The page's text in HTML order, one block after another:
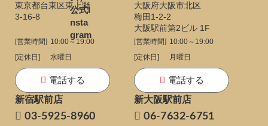
東京都台東区東上野
3-16-8
[営業時間] 10:00～19:00
[定休日]
水曜日
電話する
大阪府大阪市北区
梅田1-2-2
大阪駅前第2ビル 1F
[営業時間] 10:00～19:00
[定休日]
月曜日
電話する
新宿駅前店
03-5925-8960
新大阪駅前店
06-7632-6751